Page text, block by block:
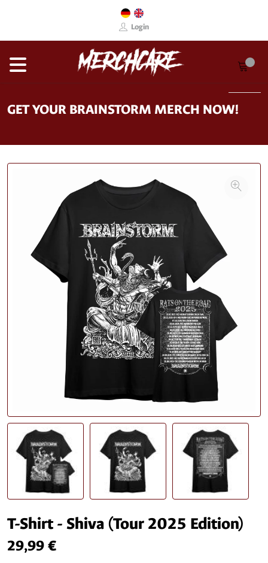
Login
GET YOUR BRAINSTORM MERCH NOW!
T-Shirt - Shiva (Tour 2025 Edition)
29,99 €